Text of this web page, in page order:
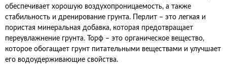
обеспечивает хорошую воздухопроницаемость, а также
стабильность и дренирование грунта. Перлит – это легкая и
пористая минеральная добавка, которая предотвращает
переувлажнение грунта. Торф – это органическое вещество,
которое обогащает грунт питательными веществами и улучшает
его водоудерживающие свойства.